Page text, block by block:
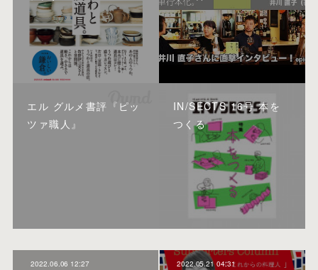
エル グルメ書評『ピッ
ツァ職人』
IN/SECTS 16号 本を
つくる
2022.06.06 12:27 2022.05.21 04:31